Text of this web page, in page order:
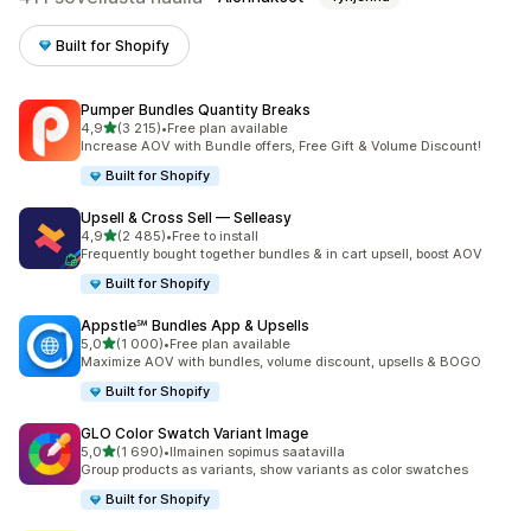
Built for Shopify
Pumper Bundles Quantity Breaks
4,9/ 5 tähteä
(3 215)
3215 arvostelua yhteensä
•Free plan available
Increase AOV with Bundle offers, Free Gift & Volume Discount!
Built for Shopify
Upsell & Cross Sell — Selleasy
4,9/ 5 tähteä
(2 485)
2485 arvostelua yhteensä
•Free to install
Frequently bought together bundles & in cart upsell, boost AOV
Built for Shopify
Appstle℠ Bundles App & Upsells
5,0/ 5 tähteä
(1 000)
1000 arvostelua yhteensä
•Free plan available
Maximize AOV with bundles, volume discount, upsells & BOGO
Built for Shopify
GLO Color Swatch Variant Image
5,0/ 5 tähteä
(1 690)
1690 arvostelua yhteensä
•Ilmainen sopimus saatavilla
Group products as variants, show variants as color swatches
Built for Shopify